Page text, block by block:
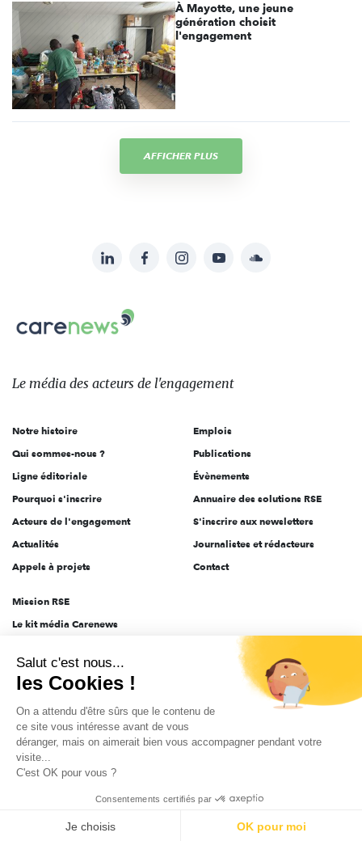
À Mayotte, une jeune
génération choisit
l'engagement
AFFICHER PLUS
sur:
LinkedInFacebookInstagramYouTubeSoundcloud
Le
des
l'engagement
Le média des acteurs de l'engagement
Notre histoire
Qui sommes-nous ?
Ligne éditoriale
Pourquoi s'inscrire
Acteurs de l'engagement
Actualités
Appels à projets
Emplois
Publications
Évènements
Annuaire des solutions RSE
S'inscrire aux newsletters
Journalistes et rédacteurs
Contact
Mission RSE
Le kit média Carenews
AEF info
Novethic
PRODURABLE
Inclusiv Day
Données personnelles Mentions légales 2025-2026 Tout droits réservés
Salut c'est nous...
les Cookies !
On a attendu d'être sûrs que le contenu de
ce site vous intéresse avant de vous
déranger, mais on aimerait bien vous accompagner pendant votre
visite...
C'est OK pour vous ?
Consentements certifiés par
Je choisis OK pour moi